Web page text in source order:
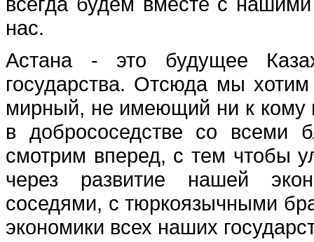
нас.
Астана - это будущее
государства. Отсюда мы
мирный, не имеющий ни к кому
в добрососедстве со
смотрим вперед, с тем чтобы
через развитие нашей
соседями, с тюркоязычными
экономики всех наших